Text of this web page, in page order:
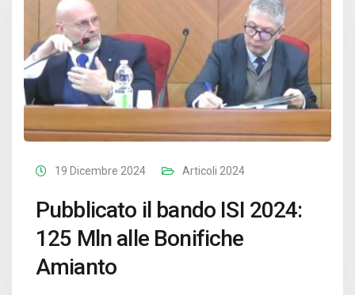
19 Dicembre 2024 Articoli 2024
Pubblicato il bando ISI 2024:
125 Mln alle Bonifiche
Amianto